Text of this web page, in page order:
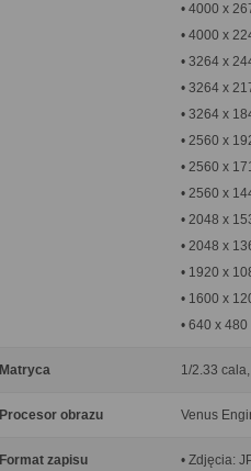
• 4000 x
• 4000 x
• 3264 x
• 3264 x
• 3264 x
• 2560 x
• 2560 x
• 2560 x
• 2048 x
• 2048 x
• 1920 x
• 1600 x
• 640 x 480
Matryca 1/2.33
Procesor obrazu Venus
Format zapisu
• Zdjęcia: